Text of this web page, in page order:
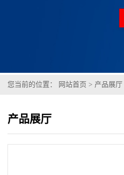
您当前的位置： 网站首页 > 产品展厅
产品展厅